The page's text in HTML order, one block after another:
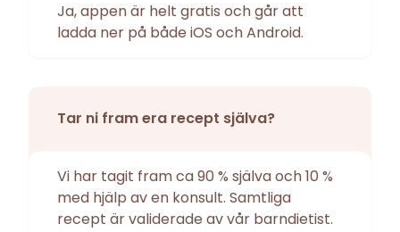
Ja, appen är helt gratis och går att
ladda ner på både iOS och Android.
Tar ni fram era recept själva?
Vi har tagit fram ca 90 % själva och 10 %
med hjälp av en konsult. Samtliga
recept är validerade av vår barndietist.